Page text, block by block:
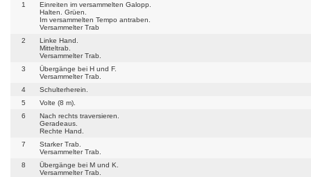
1
Einreiten im versammelten Galopp.
Halten. Grüen.
Im versammelten Tempo antraben.
Versammelter Trab
2
Linke Hand.
Mitteltrab.
Versammelter Trab.
3
Übergänge bei H und F.
Versammelter Trab.
4
Schulterherein.
5
Volte (8 m).
6
Nach rechts traversieren.
Geradeaus.
Rechte Hand.
7
Starker Trab.
Versammelter Trab.
8
Übergänge bei M und K.
Versammelter Trab.